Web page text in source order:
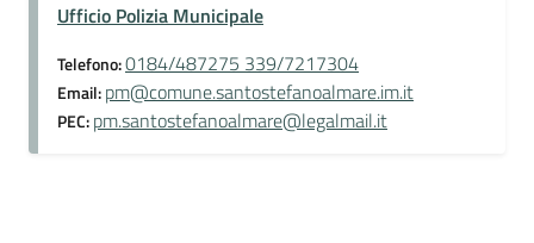
Ufficio Polizia Municipale
Telefono:0184/487275 339/7217304
Email:pm@comune.santostefanoalmare.im.it
PEC:pm.santostefanoalmare@legalmail.it